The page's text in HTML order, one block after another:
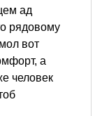
ад
рядовому
вот
а
человек